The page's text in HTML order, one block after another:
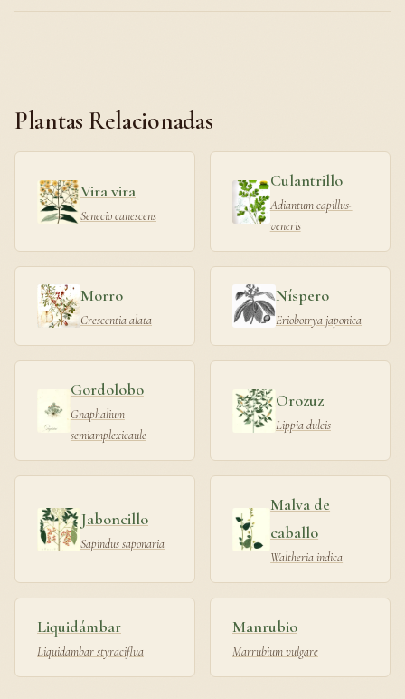
Plantas Relacionadas
Vira vira
Senecio canescens
Culantrillo
Adiantum capillus-
veneris
Morro
Crescentia alata
Níspero
Eriobotrya japonica
Gordolobo
Gnaphalium
semiamplexicaule
Orozuz
Lippia dulcis
Jaboncillo
Sapindus saponaria
Malva de
caballo
Waltheria indica
Liquidámbar
Liquidambar styraciflua
Manrubio
Marrubium vulgare